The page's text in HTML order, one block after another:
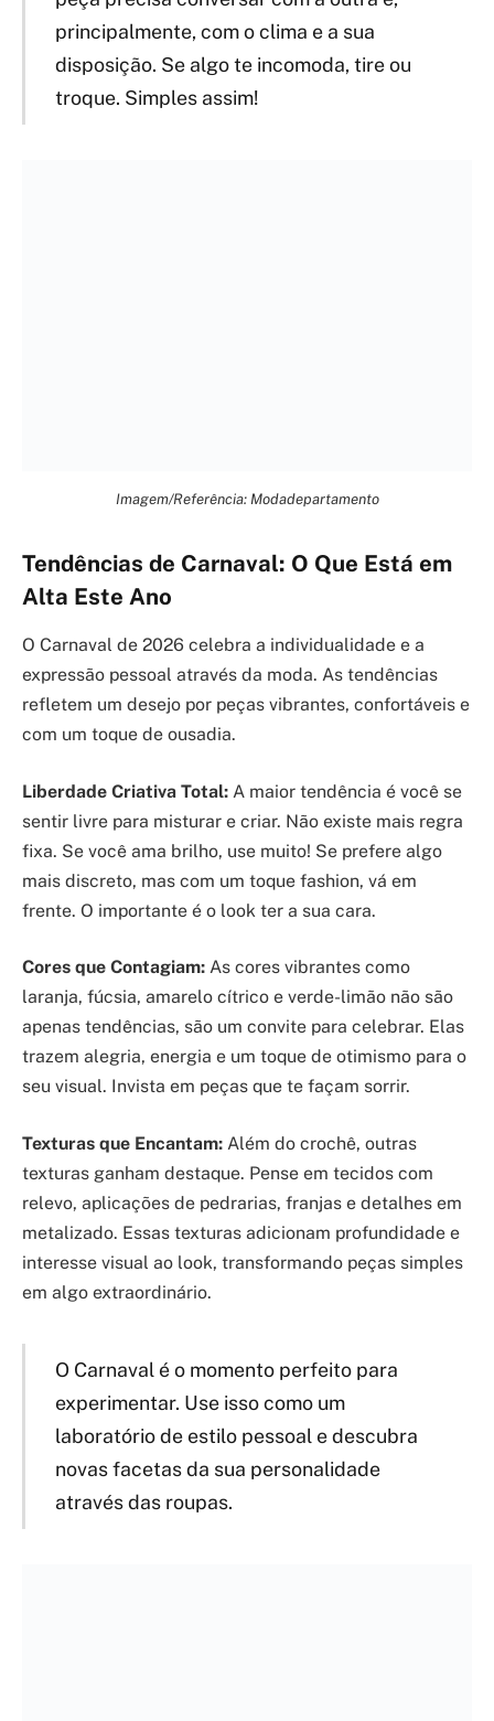
principalmente, com o clima e a sua
disposição. Se algo te incomoda, tire ou
troque. Simples assim!
Imagem/Referência: Modadepartamento
Tendências de Carnaval: O Que Está em
Alta Este Ano
O Carnaval de 2026 celebra a individualidade e a
expressão pessoal através da moda. As tendências
refletem um desejo por peças vibrantes, confortáveis e
com um toque de ousadia.
Liberdade Criativa Total: A maior tendência é você se
sentir livre para misturar e criar. Não existe mais regra
fixa. Se você ama brilho, use muito! Se prefere algo
mais discreto, mas com um toque fashion, vá em
frente. O importante é o look ter a sua cara.
Cores que Contagiam: As cores vibrantes como
laranja, fúcsia, amarelo cítrico e verde-limão não são
apenas tendências, são um convite para celebrar. Elas
trazem alegria, energia e um toque de otimismo para o
seu visual. Invista em peças que te façam sorrir.
Texturas que Encantam: Além do crochê, outras
texturas ganham destaque. Pense em tecidos com
relevo, aplicações de pedrarias, franjas e detalhes em
metalizado. Essas texturas adicionam profundidade e
interesse visual ao look, transformando peças simples
em algo extraordinário.
O Carnaval é o momento perfeito para
experimentar. Use isso como um
laboratório de estilo pessoal e descubra
novas facetas da sua personalidade
através das roupas.